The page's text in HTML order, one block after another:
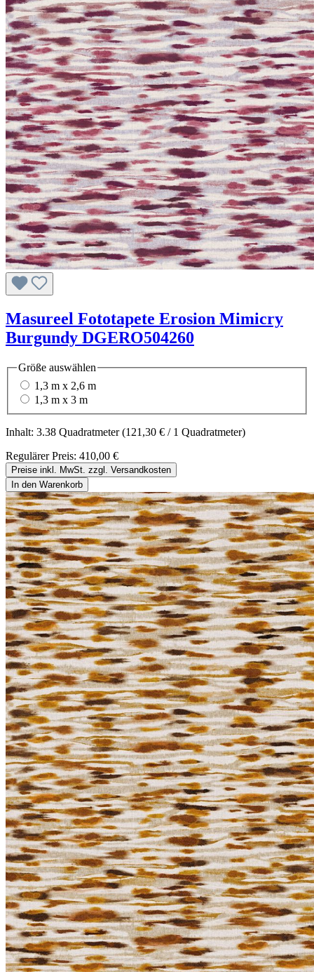
Masureel Fototapete Erosion Mimicry
Burgundy DGERO504260
Größe auswählen
1,3 m x 2,6 m
1,3 m x 3 m
Inhalt: 3.38 Quadratmeter(121,30 € / 1 Quadratmeter)
Regulärer Preis: 410,00 €
Preise inkl. MwSt. zzgl. Versandkosten
In den Warenkorb